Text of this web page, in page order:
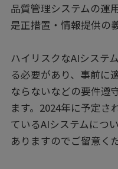
品質管理システムの運
是正措置・情報提供の
ハイリスクなAIシステ
る必要があり、事前に
ならないなどの要件遵
ます。2024年に予定さ
ているAIシステムにつ
ありますのでご留意く